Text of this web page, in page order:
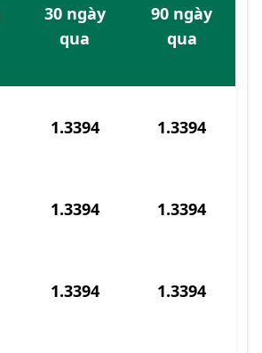
30 ngày
qua
90 ngày
qua
1.3394 1.3394
1.3394 1.3394
1.3394 1.3394